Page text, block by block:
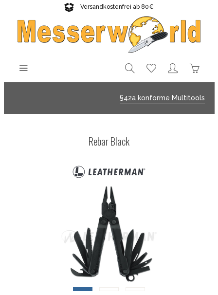
Versandkostenfrei ab 80€
Gratisversand sichern!
§42a konforme Multitools
Rebar Black